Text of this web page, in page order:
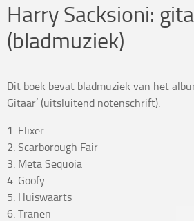
Harry Sacksioni:
(bladmuziek)
Dit boek bevat bladmuziek van het
Gitaar’ (uitsluitend notenschrift).
1. Elixer
2. Scarborough Fair
3. Meta Sequoia
4. Goofy
5. Huiswaarts
6. Tranen